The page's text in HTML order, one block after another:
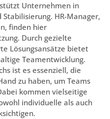
Unternehmen in
HR-Manager,
finden hier
Durch gezielte
Lösungsansätze bietet
Teamentwicklung.
ist es essenziell, die
zu haben, um Teams
kommen vielseitige
individuelle als auch